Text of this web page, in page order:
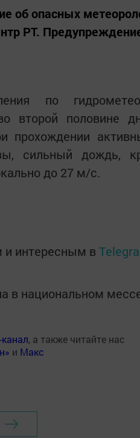
об опасных
РТ.
по
второй половине
прохождении
сильный дождь,
до 27 м/с.
интересным в
в национальном
, а также читайте нас
и Макс